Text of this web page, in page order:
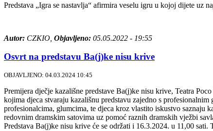
Predstava „Igra se nastavlja“ afirmira veselu igru u kojoj dijete uz
Autor: CZKIO, Objavljeno: 05.05.2022 - 19:55
Osvrt na predstavu Ba(j)ke nisu krive
OBJAVLJENO: 04.03.2024 10:45
Premijera dječje kazališne predstave Ba(j)ke nisu krive, Teatra
kojima djeca stvaraju kazališnu predstavu zajedno s
profesionalcima, glumcima, te djeca kroz vlastito iskustvo saznaju
redovnim dramskim satovima uz pomoć raznih dramskih vježbi
Predstava Ba(j)ke nisu krive će se održati i 16.3.2024. u 11,00